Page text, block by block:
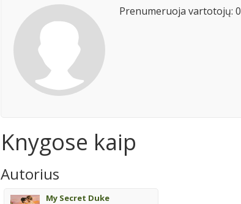
Prenumeruoja vartotojų: 0
Knygose kaip
Autorius
My Secret Duke